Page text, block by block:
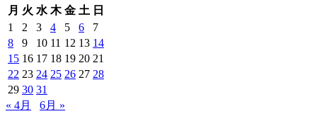
月 火 水 木 金 土 日
1
2 3 4 5 6
7
8
9 10 11 12 13 14
15 16 17 18 19 20 21
22 23 24 25 26 27 28
29 30 31
« 4月
6月 »